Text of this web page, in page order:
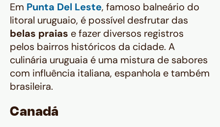
Em Punta Del Leste, famoso balneário do
litoral uruguaio, é possível desfrutar das
belas praias e fazer diversos registros
pelos bairros históricos da cidade. A
culinária uruguaia é uma mistura de sabores
com influência italiana, espanhola e também
brasileira.
Canadá